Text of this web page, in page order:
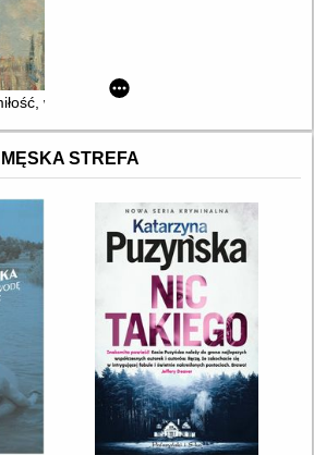
wojna i narodziny impresjonizmu
MĘSKA STREFA